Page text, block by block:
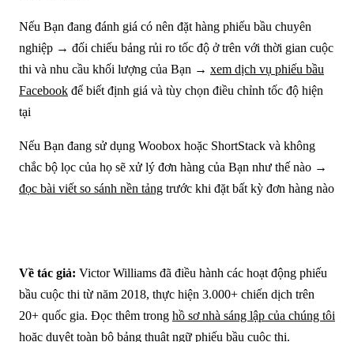
Nếu Bạn đang đánh giá có nên đặt hàng phiếu bầu chuyên
nghiệp → đối chiếu bảng rủi ro tốc độ ở trên với thời gian cuộc
thi và nhu cầu khối lượng của Bạn → xem dịch vụ phiếu bầu
Facebook để biết định giá và tùy chọn điều chỉnh tốc độ hiện
tại
Nếu Bạn đang sử dụng Woobox hoặc ShortStack và không
chắc bộ lọc của họ sẽ xử lý đơn hàng của Bạn như thế nào →
đọc bài viết so sánh nền tảng trước khi đặt bất kỳ đơn hàng nào
Về tác giả: Victor Williams đã điều hành các hoạt động phiếu
bầu cuộc thi từ năm 2018, thực hiện 3.000+ chiến dịch trên
20+ quốc gia. Đọc thêm trong hồ sơ nhà sáng lập của chúng tôi
hoặc duyệt toàn bộ bảng thuật ngữ phiếu bầu cuộc thi.